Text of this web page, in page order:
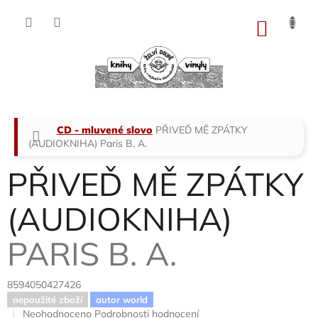
Domů
CD - mluvené slovo PŘIVEĎ MĚ ZPÁTKY
(AUDIOKNIHA) Paris B. A.
PŘIVEĎ MĚ ZPÁTKY
(AUDIOKNIHA)
PARIS B. A.
8594050427426
nepoužité zboží autor world
Průměrné
Neohodnoceno Podrobnosti hodnocení